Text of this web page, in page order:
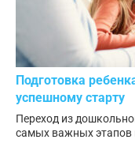
Подготовка
успешному старту
Переход из
самых важных этапов